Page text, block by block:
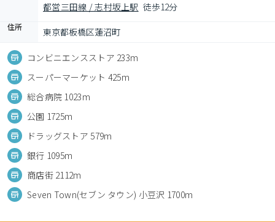
都営三田線 / 志村坂上駅 徒歩12分
住所 東京都板橋区蓮沼町
コンビニエンスストア 233m
スーパーマーケット 425m
総合病院 1023m
公園 1725m
ドラッグストア 579m
銀行 1095m
商店街 2112m
Seven Town(セブン タウン) 小豆沢 1700m